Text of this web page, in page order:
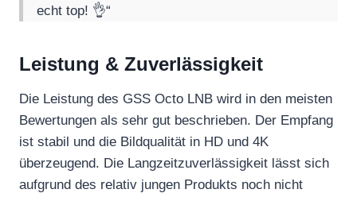
echt top! 👌“
Leistung & Zuverlässigkeit
Die Leistung des GSS Octo LNB wird in den meisten
Bewertungen als sehr gut beschrieben. Der Empfang
ist stabil und die Bildqualität in HD und 4K
überzeugend. Die Langzeitzuverlässigkeit lässt sich
aufgrund des relativ jungen Produkts noch nicht